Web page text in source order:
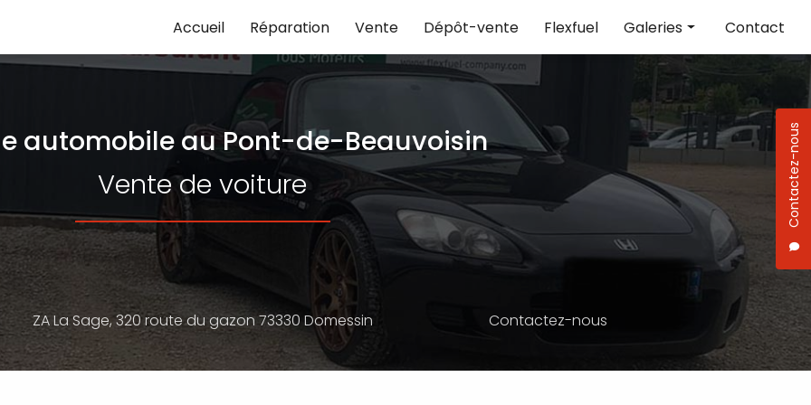
Contactez-nous
Accueil
Réparation Vente Dépôt-vente Flexfuel Galeries
Réparation
Vente de voiture
Flexfuel
Contact
automobileau Pont-de-Beauvoisin
Vente de voiture
ZA La Sage,320 route du gazon73330 Domessin Contactez-nous